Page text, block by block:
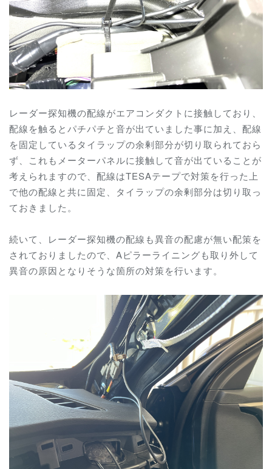
レーダー探知機の配線がエアコンダクトに接触しており、
配線を触るとパチパチと音が出ていました事に加え、配線
を固定しているタイラップの余剰部分が切り取られておら
ず、これもメーターパネルに接触して音が出ていることが
考えられますので、配線はTESAテープで対策を行った上
で他の配線と共に固定、 タイラップの余剰部分は切り取っ
ておきました。
続いて、レーダー探知機の配線も異音の配慮が無い配策を
されておりましたので、Aピラーライニングも取り外して
異音の原因となりそうな箇所の対策を行います。